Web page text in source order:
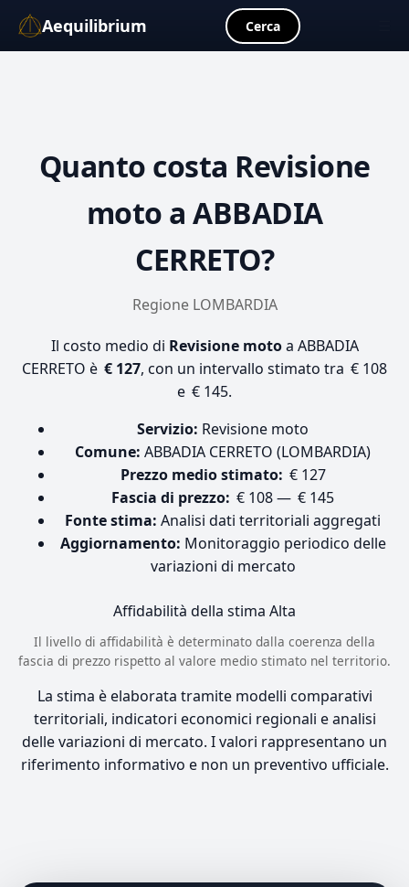
Aequilibrium Cerca
Quanto costa Revisione
moto a ABBADIA
CERRETO?
Regione LOMBARDIA
Il costo medio di Revisione motoa ABBADIA
CERRETO è € 127, con un intervallo stimato tra € 108
e € 145.
Servizio: Revisione moto
Comune: ABBADIA CERRETO (LOMBARDIA)
Prezzo medio stimato: € 127
Fascia di prezzo: € 108 — € 145
Fonte stima: Analisi dati territoriali aggregati
Aggiornamento: Monitoraggio periodico delle
variazioni di mercato
Affidabilità della stima Alta
Il livello di affidabilità è determinato dalla coerenza della
fascia di prezzo rispetto al valore medio stimato nel territorio.
La stima è elaborata tramite modelli comparativi
territoriali, indicatori economici regionali e analisi
delle variazioni di mercato. I valori rappresentano un
riferimento informativo e non un preventivo ufficiale.